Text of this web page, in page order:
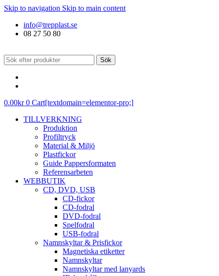
Skip to navigation Skip to main content
info@trepplast.se
08 27 50 80
Sök
0.00kr 0 Cart[textdomain=elementor-pro;]
TILLVERKNING
Produktion
Profiltryck
Material & Miljö
Plastfickor
Guide Pappersformaten
Referensarbeten
WEBBUTIK
CD, DVD, USB
CD-fickor
CD-fodral
DVD-fodral
Spelfodral
USB-fodral
Namnskyltar & Prisfickor
Magnetiska etiketter
Namnskyltar
Namnskyltar med lanyards